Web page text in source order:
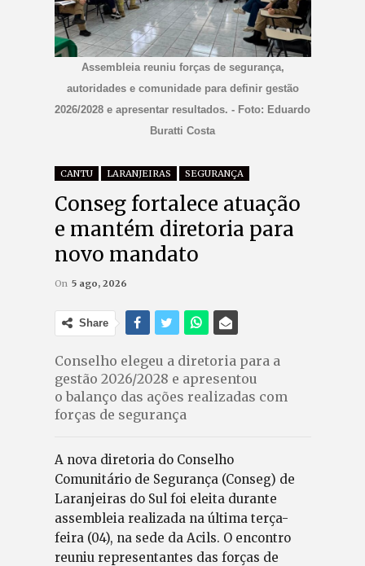
Assembleia reuniu forças de segurança,
autoridades e comunidade para definir gestão
2026/2028 e apresentar resultados. - Foto: Eduardo
Buratti Costa
CANTU LARANJEIRAS SEGURANÇA
Conseg fortalece atuação
e mantém diretoria para
novo mandato
On 5 ago, 2026
Share
Conselho elegeu a diretoria para a
gestão 2026/2028 e apresentou
o balanço das ações realizadas com
forças de segurança
A nova diretoria do Conselho
Comunitário de Segurança (Conseg) de
Laranjeiras do Sul foi eleita durante
assembleia realizada na última terça-
feira (04), na sede da Acils. O encontro
reuniu representantes das forças de